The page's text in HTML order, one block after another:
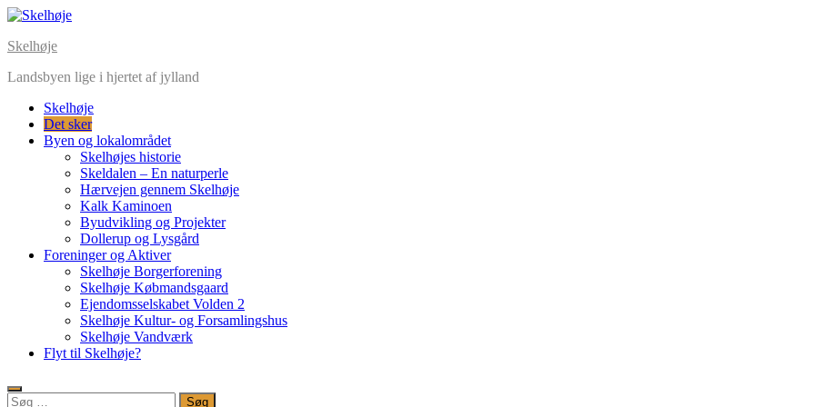
Skip
content
Skelhøje
Landsbyen lige i hjertet af jylland
Skelhøje
Det sker
Byen og lokalområdet
Skelhøjes historie
Skeldalen – En naturperle
Hærvejen gennem Skelhøje
Kalk Kaminoen
Byudvikling og Projekter
Dollerup og Lysgård
Foreninger og Aktiver
Skelhøje Borgerforening
Skelhøje Købmandsgaard
Ejendomsselskabet Volden 2
Skelhøje Kultur- og Forsamlingshus
Skelhøje Vandværk
Flyt til Skelhøje?
Søg